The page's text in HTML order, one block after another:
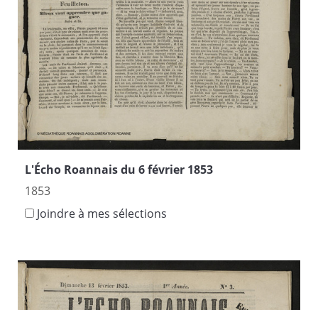
L'Écho Roannais du 6 février 1853
1853
Joindre à mes sélections